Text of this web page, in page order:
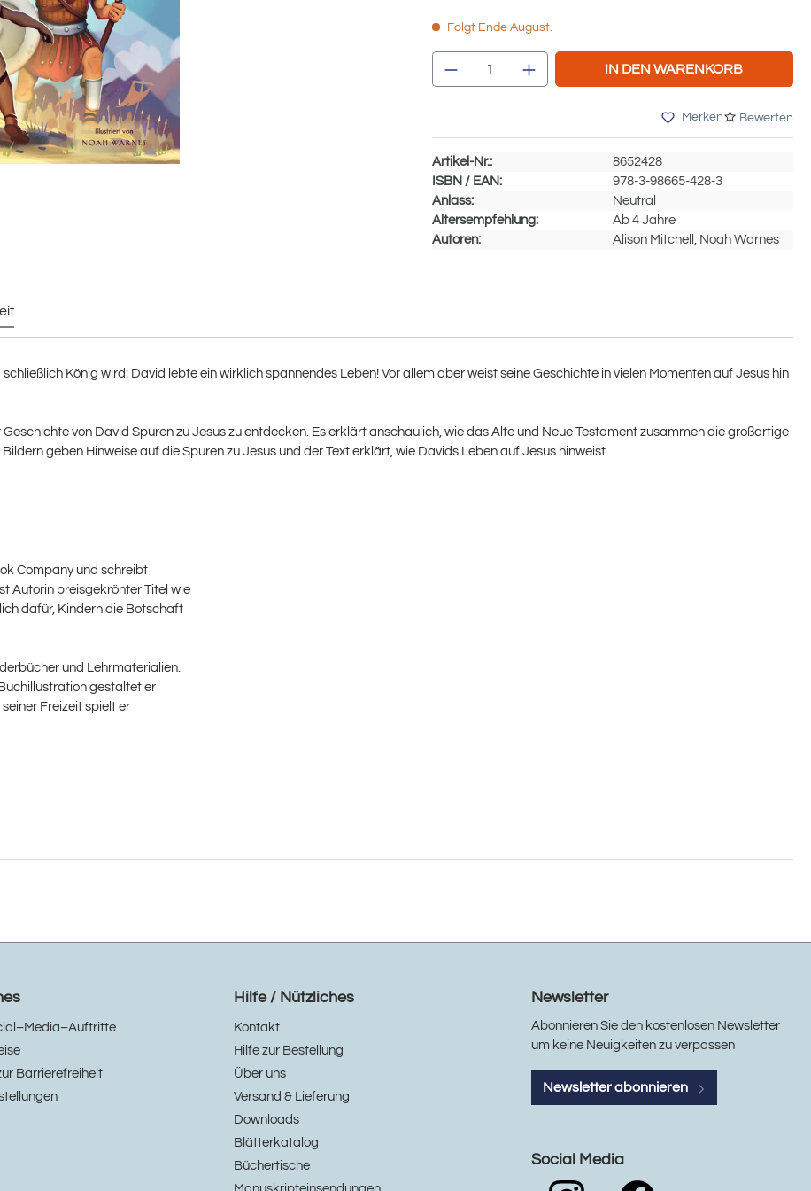
Folgt Ende August.
Produkt Anzahl: Gib den gewünschten
IN DEN WARENKORB
Merken Bewerten
Artikel-Nr.:
8652428
ISBN / EAN:
978-3-98665-428-3
Anlass:
Neutral
Altersempfehlung:
Ab 4 Jahre
Autoren:
Alison Mitchell, Noah Warnes
König wird: David lebte ein wirklich spannendes Leben! Vor allem aber weist seine Geschichte in vielen Momenten auf Jesus hin
von David Spuren zu Jesus zu entdecken. Es erklärt anschaulich, wie das Alte und Neue Testament zusammen die großartige
geben Hinweise auf die Spuren zu Jesus und der Text erklärt, wie Davids Leben auf Jesus hinweist.
Company und schreibt
Autorin preisgekrönter Titel wie
dafür, Kindern die Botschaft
und Lehrmaterialien.
gestaltet er
Freizeit spielt er
Barrierefreiheit
Hilfe / Nützliches
Kontakt
Hilfe zur Bestellung
Über uns
Versand & Lieferung
Downloads
Blätterkatalog
Büchertische
Newsletter
Abonnieren Sie den kostenlosen Newsletter
um keine Neuigkeiten zu verpassen
Newsletter abonnieren
Social Media